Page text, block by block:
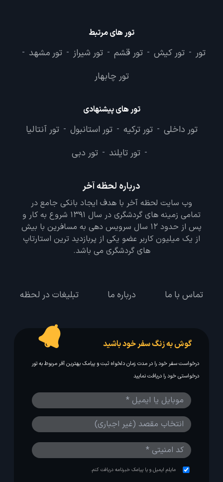
تور های مرتبط
تور - تور کیش - تور قشم - تور شیراز - تور مشهد -
تور چابهار
تور های پیشنهادی
تور داخلی - تور ترکیه - تور استانبول - تور آنتالیا
- تور تایلند - تور دبی
درباره لحظه آخر
وب سایت لحظه آخر با هدف ایجاد بانکی جامع در
تمامی زمینه های گردشگری در سال 1391 شروع به کار و
پس از حدود 12 سال سرویس دهی به مسافرین با بیش
از یک میلیون کاربر عضو یکی از پربازدید ترین استارتاپ
های گردشگری می باشد.
تماس با ما درباره ما تبلیغات در لحظه
گوش به زنگ سفر خود باشید
درخواست سفر خود را در مدت زمان دلخواه ثبت و پیامک بهترین آفر مربوط به تور
درخواستی خود را دریافت نمایید
مایلم ایمیل و یا پیامک خبرنامه دریافت کنم.